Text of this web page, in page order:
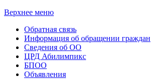
Верхнее меню
Обратная связь
Информация об обращении граждан
Сведения об ОО
ЦРД Абилимпикс
БПОО
Объявления